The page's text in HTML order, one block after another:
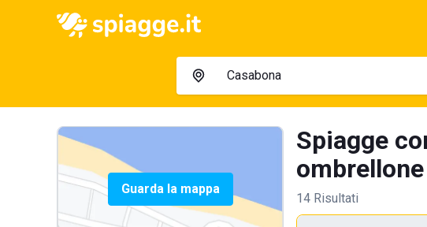
Guarda la mappa
Spiagge
14 Risultati